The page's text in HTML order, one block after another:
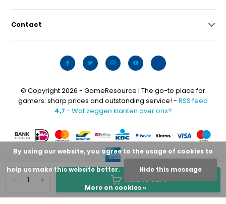
+
- Add to cart
Contact
© Copyright 2026 - GameResource | The go-to place for
gamers: sharp prices and outstanding service! - RSS feed
4,7 - Wat zeggen klanten over ons?
By using our website, you agree to the usage of cookies to
help us make this website better. Hide this message
More on cookies »